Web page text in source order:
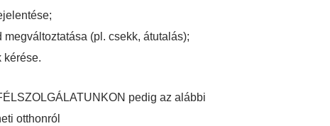
megváltoztatása (pl. csekk, átutalás);
kérése.
pedig az alábbi
otthonról